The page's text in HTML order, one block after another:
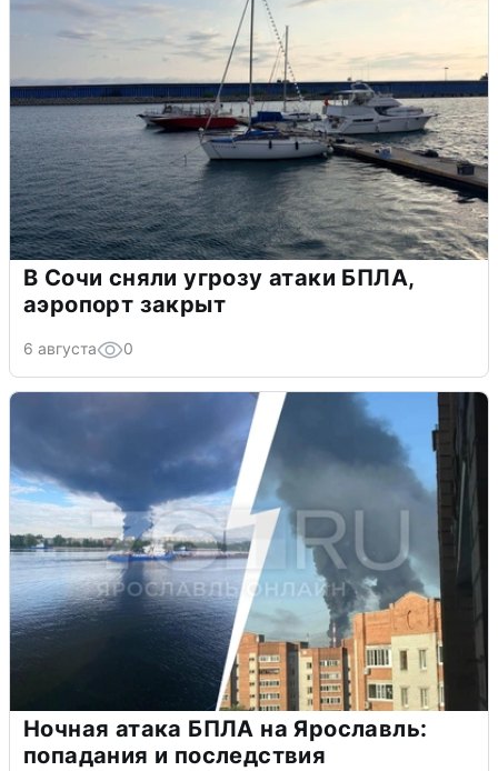
В Сочи сняли угрозу атаки БПЛА,
аэропорт закрыт
6 августа 0
Ночная атака БПЛА на Ярославль:
попадания и последствия